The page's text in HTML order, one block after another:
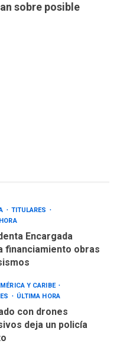
sobre posible
de 60 unidades
en un año de
TITULARES
Encargada
financiamiento obras
Y CARIBE
ÚLTIMA HORA
con drones
deja un policía